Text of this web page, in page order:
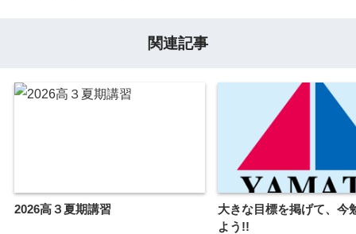
関連記事
2026高３夏期講習
大きな目標を掲げて、今
よう!!